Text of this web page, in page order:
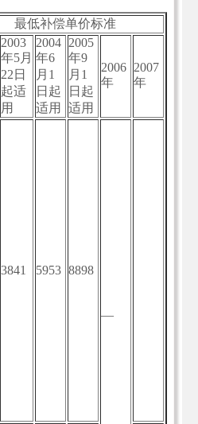
最低补偿单价标准
2003
年5月
22日
起适
用
2004
年6
月1
日起
适用
2005
年9
月1
日起
适用
2006
年
2007
年
3841 5953 8898
—